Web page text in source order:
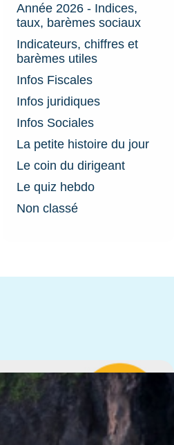
Année 2026 - Indices,
taux, barèmes sociaux
Indicateurs, chiffres et
barèmes utiles
Infos Fiscales
Infos juridiques
Infos Sociales
La petite histoire du jour
Le coin du dirigeant
Le quiz hebdo
Non classé